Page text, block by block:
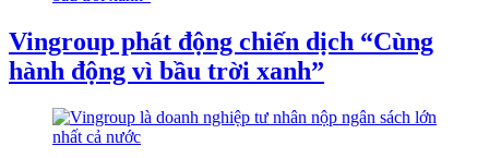
Vingroup phát động chiến dịch “Cùng
hành động vì bầu trời xanh”